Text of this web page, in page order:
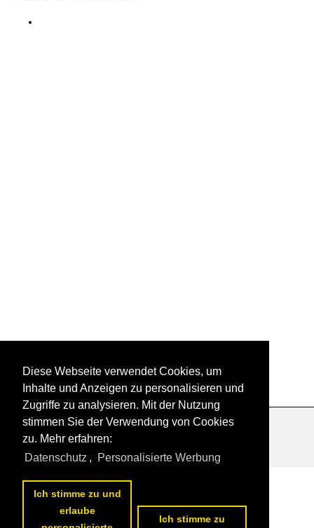
1 2 3 4 5 6 nächste Seite >>
Datenschutzerklärung
Diese Webseite verwendet Cookies, um
Inhalte und Anzeigen zu personalisieren und
Zugriffe zu analysieren. Mit der Nutzung
stimmen Sie der Verwendung von Cookies
zu. Mehr erfahren:
Datenschutz , Personalisierte Werbung
Ich stimme zu und
erlaube
Ich stimme zu